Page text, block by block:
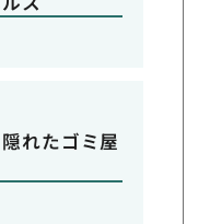
れたゴミ屋